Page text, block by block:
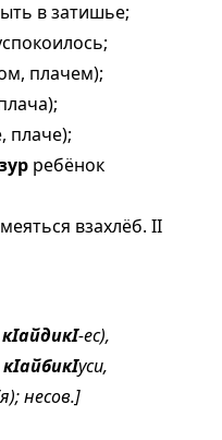
в затишье;
плачем);
плаче);
ребёнок
взахлёб. II
кIайдикI-ес),
кIайбикIуси,
несов.]